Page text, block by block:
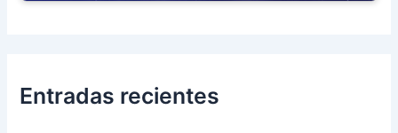
Entradas recientes